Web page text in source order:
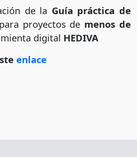
de la Guía práctica de
para proyectos de menos de
digital HEDIVA
enlace